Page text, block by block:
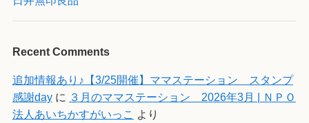
Recent Comments
追加情報あり♪【3/25開催】ママステーション スタンプ
感謝dayに ３月のママステーション 2026年3月 | ＮＰＯ
法人あいちかすがいっこ より